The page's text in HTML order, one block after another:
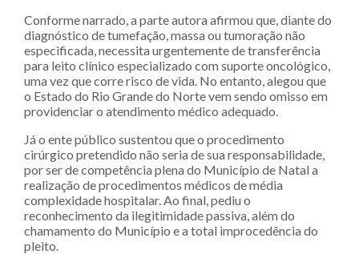
Conforme narrado, a parte autora afirmou que, diante do
diagnóstico de tumefação, massa ou tumoração não
especificada, necessita urgentemente de transferência
para leito clínico especializado com suporte oncológico,
uma vez que corre risco de vida. No entanto, alegou que
o Estado do Rio Grande do Norte vem sendo omisso em
providenciar o atendimento médico adequado.
Já o ente público sustentou que o procedimento
cirúrgico pretendido não seria de sua responsabilidade,
por ser de competência plena do Município de Natal a
realização de procedimentos médicos de média
complexidade hospitalar. Ao final, pediu o
reconhecimento da ilegitimidade passiva, além do
chamamento do Município e a total improcedência do
pleito.